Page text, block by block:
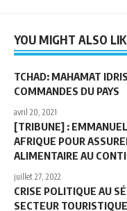
YOU MIGHT ALSO
TCHAD: MAHAMAT
COMMANDES DU PAYS
avril 20, 2021
[TRIBUNE] :
AFRIQUE POUR
ALIMENTAIRE AU
juillet 27, 2022
CRISE POLITIQUE AU
SECTEUR